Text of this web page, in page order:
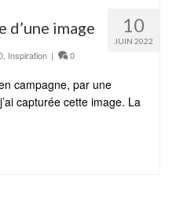
10
JUIN 2022
d’une image
Inspiration | 0
campagne, par une
capturée cette image. La